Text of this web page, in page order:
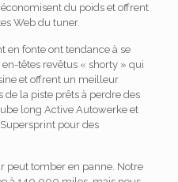
du poids et offrent
Web du tuner.
en fonte ont tendance à se
têtes revêtus « shorty » qui
et offrent un meilleur
la piste prêts à perdre des
long Active Autowerke et
pour des
peut tomber en panne. Notre